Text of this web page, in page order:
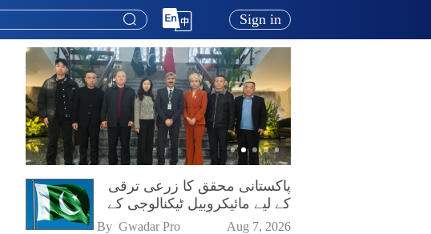
Sign in
پاکستانی محقق کا زرعی ترقی
کے لیے مائیکروبیل ٹیکنالوجی کے
فروغ پر زور
By Gwadar Pro Aug 7, 2026